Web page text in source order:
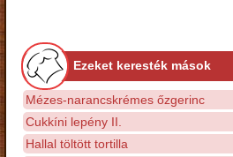
Ezeket keresték mások
Mézes-narancskrémes őzgerinc
Cukkíni lepény II.
Hallal töltött tortilla